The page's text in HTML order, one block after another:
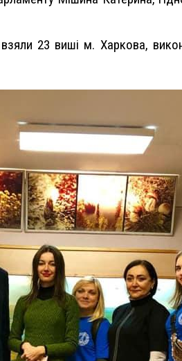
23 виші м. Харкова,